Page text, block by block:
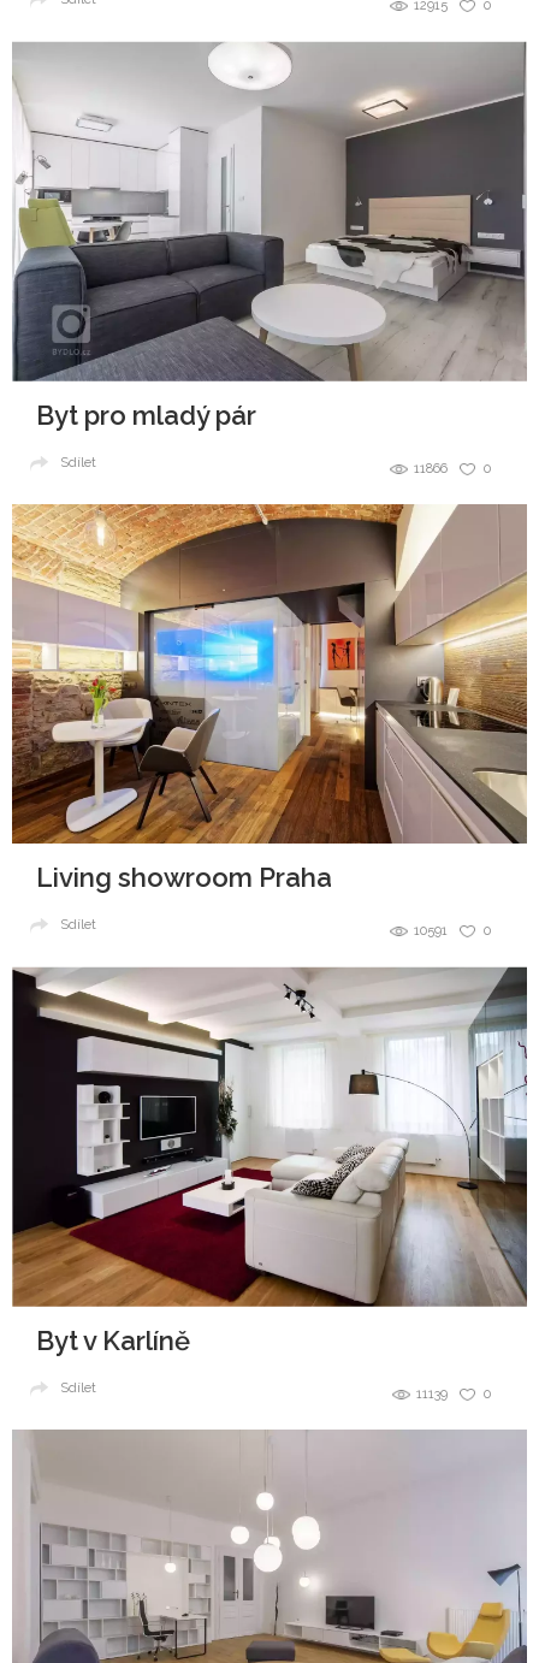
0
12915
Byt pro mladý pár
0
11866
Sdílet
Living showroom Praha
0
10591
Sdílet
Byt v Karlíně
0
11139
Sdílet